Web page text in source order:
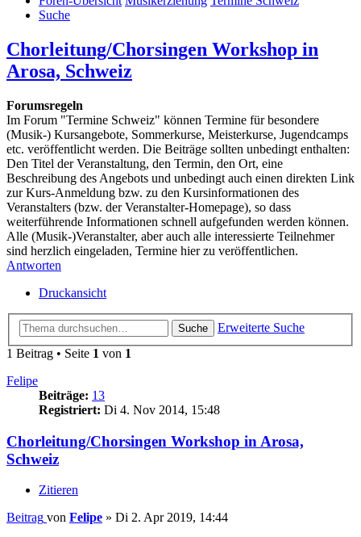
Suche
Chorleitung/Chorsingen Workshop in
Arosa, Schweiz
Forumsregeln
Im Forum "Termine Schweiz" können Termine für besondere
(Musik-) Kursangebote, Sommerkurse, Meisterkurse, Jugendcamps
etc. veröffentlicht werden. Die Beiträge sollten unbedingt enthalten:
Den Titel der Veranstaltung, den Termin, den Ort, eine
Beschreibung des Angebots und unbedingt auch einen direkten Link
zur Kurs-Anmeldung bzw. zu den Kursinformationen des
Veranstalters (bzw. der Veranstalter-Homepage), so dass
weiterführende Informationen schnell aufgefunden werden können.
Alle (Musik-)Veranstalter, aber auch alle interessierte Teilnehmer
sind herzlich eingeladen, Termine hier zu veröffentlichen.
Antworten
Druckansicht
Suche
Erweiterte Suche
1 Beitrag • Seite 1 von 1
Felipe
Beiträge: 13
Registriert: Di 4. Nov 2014, 15:48
Chorleitung/Chorsingen Workshop in Arosa,
Schweiz
Zitieren
Beitrag von Felipe » Di 2. Apr 2019, 14:44